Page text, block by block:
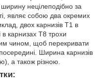
нецілеподібно за
являє собою два окремих
двох карнизів Т1 в
карнизах Т8 трохи
чином, щоб перекривати
Ширина карнизів
а також різною.